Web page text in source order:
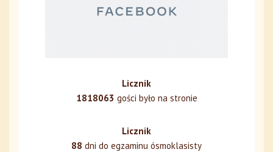
Licznik
1818063 gości było na stronie
Licznik
88 dni do egzaminu ósmoklasisty